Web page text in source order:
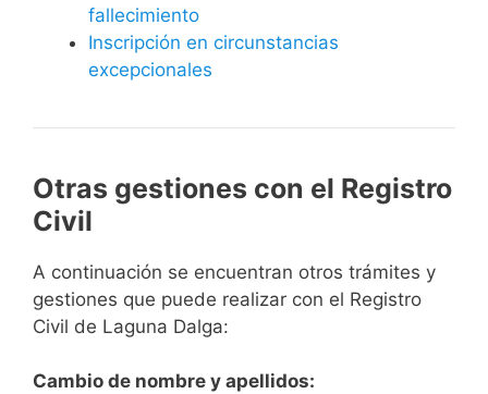
fallecimiento
Inscripción en circunstancias
excepcionales
Otras gestiones con el Registro
Civil
A continuación se encuentran otros trámites y
gestiones que puede realizar con el Registro
Civil de Laguna Dalga:
Cambio de nombre y apellidos: